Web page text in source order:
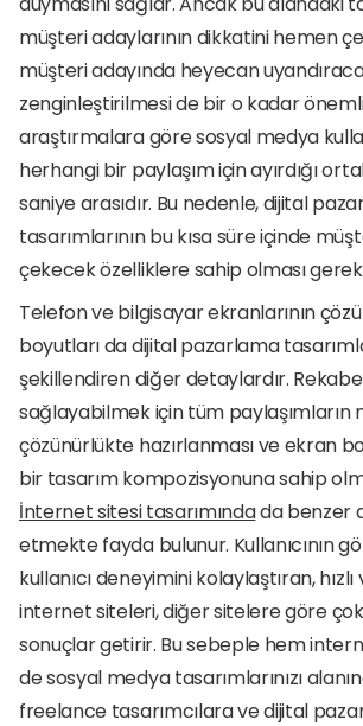
müşteri adaylarının dikkatini hemen
müşteri adayında heyecan
zenginleştirilmesi de bir o kadar
araştırmalara göre sosyal medya
herhangi bir paylaşım için ayırdığı
saniye arasıdır. Bu nedenle, dijital
tasarımlarının bu kısa süre içinde
çekecek özelliklere sahip olması
Telefon ve bilgisayar ekranlarının
boyutları da dijital pazarlama
şekillendiren diğer detaylardır.
sağlayabilmek için tüm paylaşımların
çözünürlükte hazırlanması ve ekran
İnternet sitesi tasarımında da benzer
etmekte fayda bulunur. Kullanıcının
kullanıcı deneyimini kolaylaştıran,
internet siteleri, diğer sitelere göre
sonuçlar getirir. Bu sebeple hem
de sosyal medya tasarımlarınızı
freelance tasarımcılara ve dijital